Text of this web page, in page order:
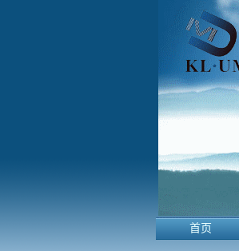
首页